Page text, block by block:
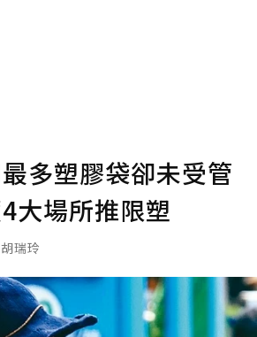
多塑膠袋卻未受管
大場所推限塑
瑞玲